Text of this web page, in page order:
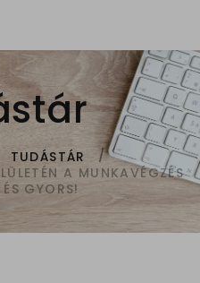
TUDÁSTÁR
A MUNKAVÉGZÉS
GYORS!